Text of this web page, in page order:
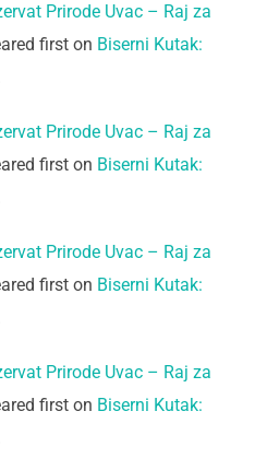
Prirode Uvac – Raj za
first on Biserni Kutak:
Prirode Uvac – Raj za
first on Biserni Kutak:
Prirode Uvac – Raj za
first on Biserni Kutak:
Prirode Uvac – Raj za
first on Biserni Kutak: